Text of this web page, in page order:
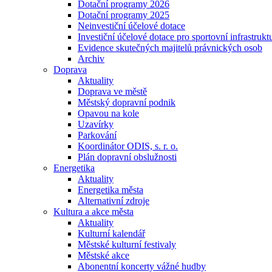
Dotační programy 2026
Dotační programy 2025
Neinvestiční účelové dotace
Investiční účelové dotace pro sportovní
Evidence skutečných majitelů právnických osob
Archiv
Doprava
Aktuality
Doprava ve městě
Městský dopravní podnik
Opavou na kole
Uzavírky
Parkování
Koordinátor ODIS, s. r. o.
Plán dopravní obslužnosti
Energetika
Aktuality
Energetika města
Alternativní zdroje
Kultura a akce města
Aktuality
Kulturní kalendář
Městské kulturní festivaly
Městské akce
Abonentní koncerty vážné hudby